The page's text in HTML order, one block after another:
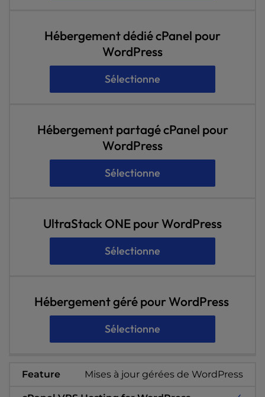
Hébergement dédié cPanel pour
WordPress
Sélectionne
Hébergement partagé cPanel pour
WordPress
Sélectionne
UltraStack ONE pour WordPress
Sélectionne
Hébergement géré pour WordPress
Sélectionne
Mises à jour gérées de WordPress